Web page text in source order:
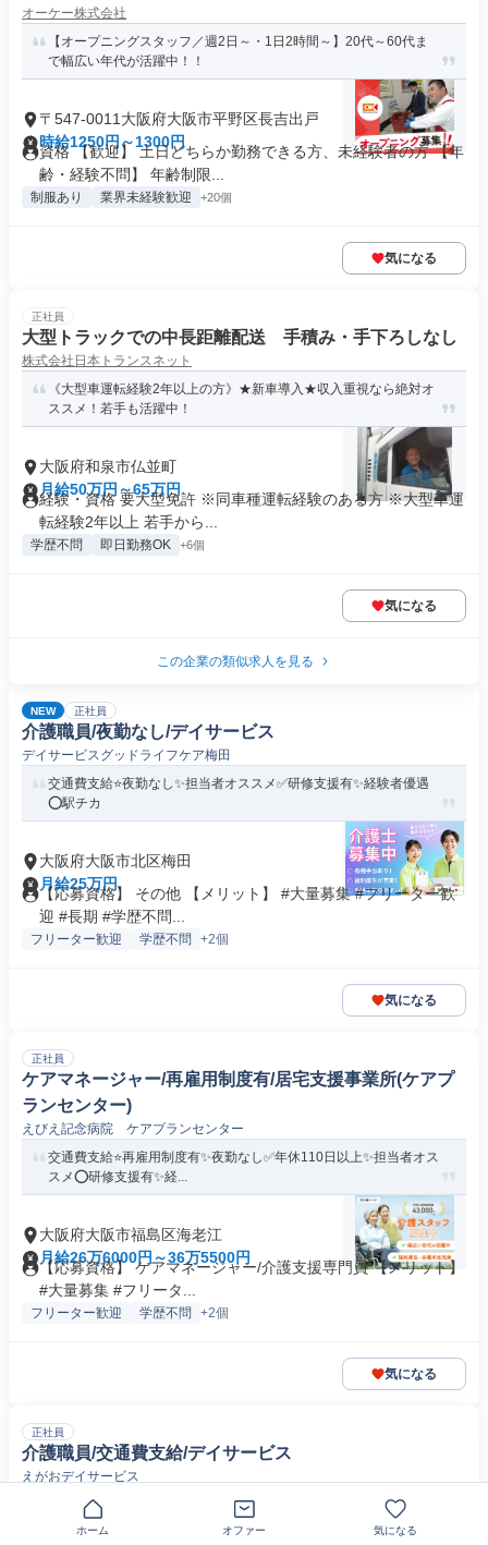
オーケー株式会社
【オープニングスタッフ／週2日～・1日2時間～】20代～60代ま
で幅広い年代が活躍中！！
〒547-0011大阪府大阪市平野区長吉出戸
時給1250円～1300円
資格 【歓迎】 土日どちらか勤務できる方、未経験者の方 【年
齢・経験不問】 年齢制限...
制服あり 業界未経験歓迎 +20個
気になる
正社員
大型トラックでの中長距離配送 手積み・手下ろしなし
株式会社日本トランスネット
《大型車運転経験2年以上の方》★新車導入★収入重視なら絶対オ
ススメ！若手も活躍中！
大阪府和泉市仏並町
月給50万円～65万円
経験・資格 要大型免許 ※同車種運転経験のある方 ※大型車運
転経験2年以上 若手から...
学歴不問 即日勤務OK +6個
気になる
この企業の類似求人を見る
NEW 正社員
介護職員/夜勤なし/デイサービス
デイサービスグッドライフケア梅田
交通費支給⭐️夜勤なし✨担当者オススメ✅️研修支援有✨経験者優遇
⭕️駅チカ
大阪府大阪市北区梅田
月給25万円
【応募資格】 その他 【メリット】 #大量募集 #フリーター歓
迎 #長期 #学歴不問...
フリーター歓迎 学歴不問 +2個
気になる
正社員
ケアマネージャー/再雇用制度有/居宅支援事業所(ケアプ
ランセンター)
えびえ記念病院 ケアプランセンター
交通費支給⭐️再雇用制度有✨夜勤なし✅️年休110日以上✨担当者オス
スメ⭕️研修支援有✨経...
大阪府大阪市福島区海老江
月給26万6000円～36万5500円
【応募資格】 ケアマネージャー/介護支援専門員 【メリット】
#大量募集 #フリータ...
フリーター歓迎 学歴不問 +2個
気になる
正社員
介護職員/交通費支給/デイサービス
えがおデイサービス
交通費支給⭐️夜勤なし✨定年65歳✅️担当者オススメ✨研修支援有⭕️
経験者優遇✨駅チカ
ホーム オファー 気になる